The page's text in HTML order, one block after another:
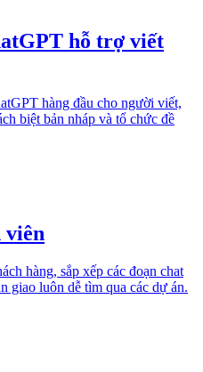
hỗ trợ viết
hàng đầu cho người viết,
biệt bản nháp và tổ chức đề
viên
hàng, sắp xếp các đoạn chat
giao luôn dễ tìm qua các dự án.